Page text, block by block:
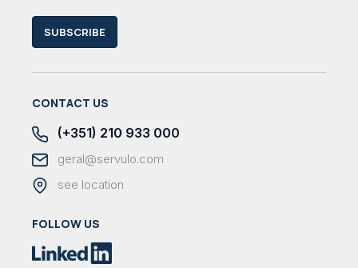
SUBSCRIBE
CONTACT US
(+351) 210 933 000
geral@servulo.com
see location
FOLLOW US